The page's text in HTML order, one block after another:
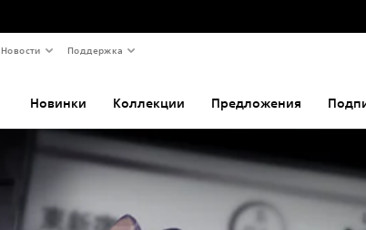
Новости Поддержка
Новинки Коллекции Предложения